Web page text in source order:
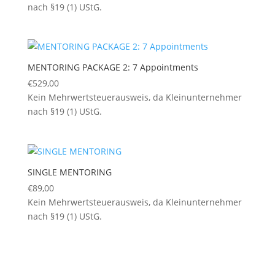
nach §19 (1) UStG.
MENTORING PACKAGE 2: 7 Appointments
€529,00
Kein Mehrwertsteuerausweis, da Kleinunternehmer
nach §19 (1) UStG.
SINGLE MENTORING
€89,00
Kein Mehrwertsteuerausweis, da Kleinunternehmer
nach §19 (1) UStG.